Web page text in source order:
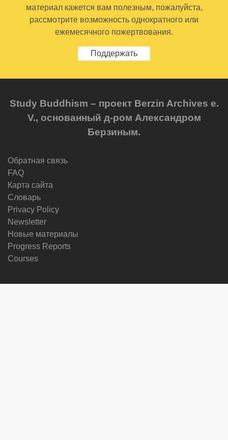
материал кажется вам полезным, пожалуйста,
рассмотрите возможность однократного или
ежемесячного пожертвования.
Поддержать
Study Buddhism – проект Berzin Archives e.
V., основанный д-ром Александром
Берзиным.
Обратная связь
FAQ
Карта сайта
Словарь
Privacy Policy
Newsletter
Новые материалы
Progress Reports
Courses